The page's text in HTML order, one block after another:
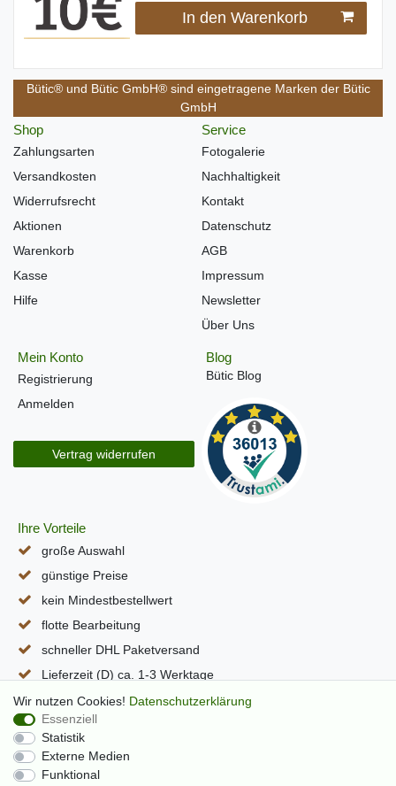
In den Warenkorb
Bütic® und Bütic GmbH® sind eingetragene Marken der Bütic
GmbH
Shop
Zahlungsarten
Versandkosten
Widerrufsrecht
Aktionen
Warenkorb
Kasse
Hilfe
Service
Fotogalerie
Nachhaltigkeit
Kontakt
Datenschutz
AGB
Impressum
Newsletter
Über Uns
Mein Konto
Registrierung
Anmelden
Vertrag widerrufen
Blog
Bütic Blog
Ihre Vorteile
große Auswahl
günstige Preise
kein Mindestbestellwert
flotte Bearbeitung
schneller DHL Paketversand
Lieferzeit (D) ca. 1-3 Werktage
alle Seiten per SSL verschlüsselt
Wir nutzen Cookies! Daten­schutz­erklärung
Essenziell
Statistik
Externe Medien
Funktional